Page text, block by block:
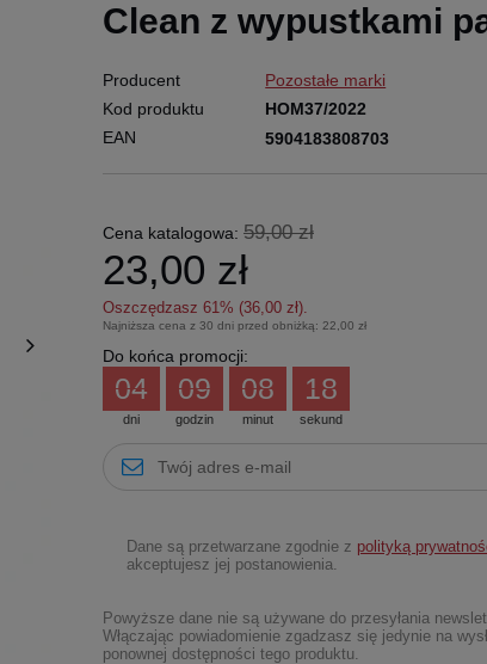
Clean z wypustkami
Producent
Pozostałe marki
Kod produktu
HOM37/2022
EAN
5904183808703
Cena katalogowa: 59,00 zł
23,00 zł
Oszczędzasz 61 % (36,00 zł).
Najniższa cena z 30 dni przed obniżką: 22,00 zł
Do końca promocji:
dni
04
godzin
09
minut
08
sekund
17
Dane są przetwarzane zgodnie z polityką
akceptujesz jej postanowienia.
Powyższe dane nie są używane do przesyłania
Włączając powiadomienie zgadzasz się jedynie na
ponownej dostępności tego produktu.